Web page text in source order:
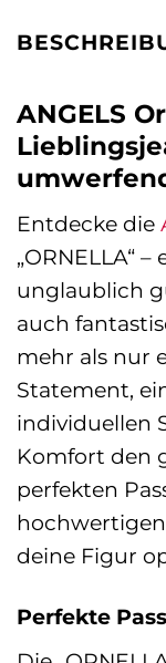
ANGELS
Entdecke die
„ORNELLA“
unglaublich
auch
mehr als nur
Statement,
individuellen
Komfort den
perfekten
deine Figur
Perfekte